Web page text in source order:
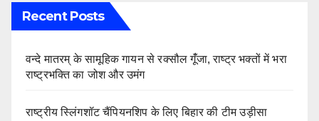
Recent Posts
वन्दे मातरम् के सामूहिक गायन से रक्सौल गूंँजा, राष्ट्र भक्तों में भरा
राष्ट्रभक्ति का जोश और उमंग
राष्ट्रीय स्लिंगशॉट चैंपियनशिप के लिए बिहार की टीम उड़ीसा